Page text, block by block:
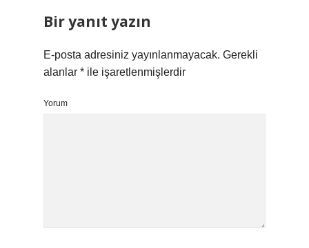
Bir yanıt yazın
E-posta adresiniz yayınlanmayacak. Gerekli
alanlar * ile işaretlenmişlerdir
Yorum